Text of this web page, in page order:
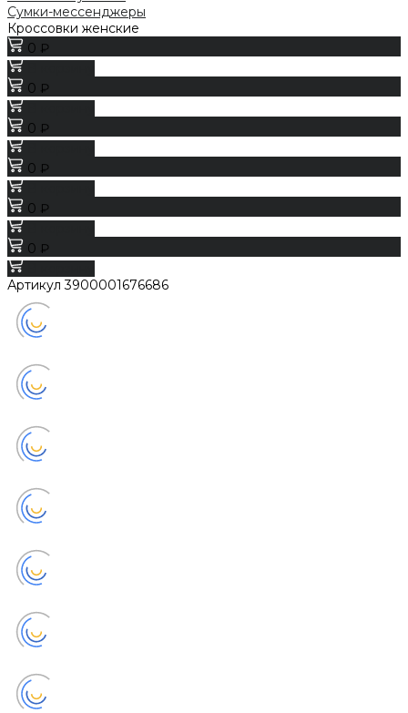
Сумки-мессенджеры
Кроссовки женские
0 ₽
0 ₽
0 ₽
0 ₽
0 ₽
0 ₽
Артикул3900001676686